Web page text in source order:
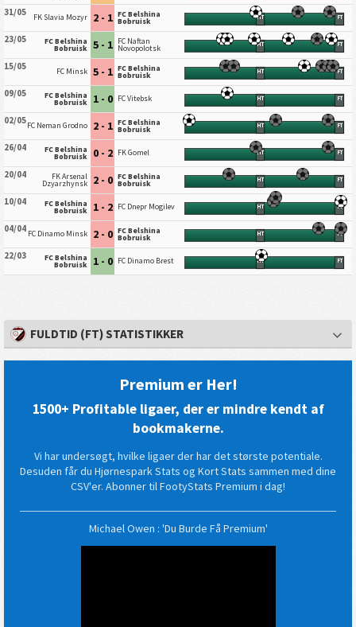
31/05 FK Slavia Mozyr 2 - 1 FC Belshina
Bobruisk HT FT
23/05 FC Belshina
Bobruisk 5 - 1 FC Naftan
Novopolotsk HT FT
15/05 FC Minsk 5 - 1 FC Belshina
Bobruisk HT FT
09/05 FC Belshina
Bobruisk 1 - 0 FC Vitebsk HT FT
02/05FC Neman Grodno 2 - 1 FC Belshina
Bobruisk HT FT
26/04 FC Belshina
Bobruisk 0 - 2 FK Gomel HT FT
20/04 FK Arsenal
Dzyarzhynsk 2 - 0 FC Belshina
Bobruisk HT FT
10/04 FC Belshina
Bobruisk 1 - 2 FC Dnepr Mogilev HT FT
04/04 FC Dinamo Minsk 2 - 0 FC Belshina
Bobruisk HT FT
22/03 FC Belshina
Bobruisk 1 - 0 FC Dinamo Brest HT FT
FULDTID (FT) STATISTIKKER
Premium er Her!
1500+ Profitable ligaer, der er mindre kendt af
bookmakerne.
Vi har undersøgt, hvilke ligaer der har det største potentiale.
Desuden får du Hjørnespark Stats og Kort Stats sammen med dine
CSV'er. Abonner til FootyStats Premium i dag!
Michael Owen : 'Du Burde Få Premium'